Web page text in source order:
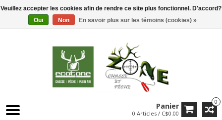
0
Panier
0 Articles / C$0.00
Veuillez accepter les cookies afin de rendre ce site plus fonctionnel. D'accord?
Oui
Non En savoir plus sur les témoins (cookies) »